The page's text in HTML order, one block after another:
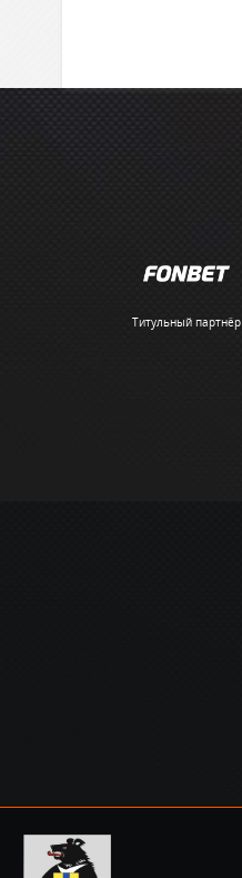
Титульный партнёр